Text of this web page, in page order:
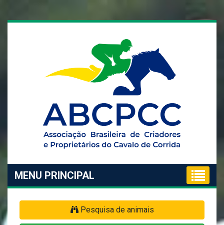
MENU PRINCIPAL
Pesquisa de animais